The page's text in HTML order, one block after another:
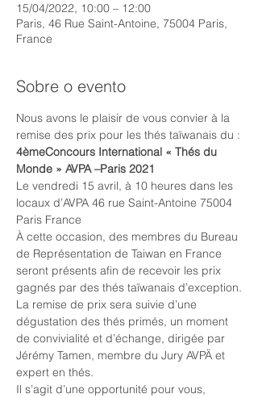
15/04/2022, 10:00 – 12:00
Paris, 46 Rue Saint-Antoine, 75004 Paris,
France
Sobre o evento
Nous avons le plaisir de vous convier à la
remise des prix pour les thés taïwanais du :
4èmeConcours International « Thés du
Monde » AVPA –Paris 2021
Le vendredi 15 avril, à 10 heures dans les
locaux d’AVPA 46 rue Saint-Antoine 75004
Paris France
À cette occasion, des membres du Bureau
de Représentation de Taiwan en France
seront présents afin de recevoir les prix
gagnés par des thés taïwanais d’exception.
La remise de prix sera suivie d’une
dégustation des thés primés, un moment
de convivialité et d’échange, dirigée par
Jérémy Tamen, membre du Jury AVPÄ et
expert en thés.
Il s’agit d’une opportunité pour vous,